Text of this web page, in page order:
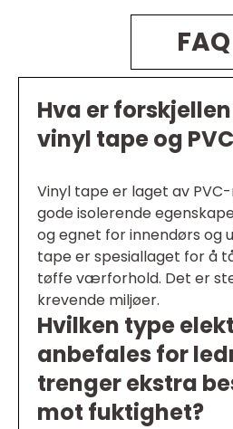
FAQ
Hva er
vinyl tape og
Vinyl tape er laget av
gode isolerende
og egnet for innendørs og
tape er spesiallaget for å
tøffe værforhold. Det er
krevende miljøer.
Hvilken type
anbefales for
trenger ekstra
mot fuktighet?